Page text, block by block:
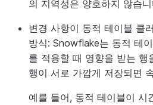
의 지역성은 양호하지 않습
변경 사항이 동적 테이블 클
방식: Snowflake는 동적 테
를 적용할 때 영향을 받는 행
행이 서로 가깝게 저장되면
예를 들어, 동적 테이블이 시